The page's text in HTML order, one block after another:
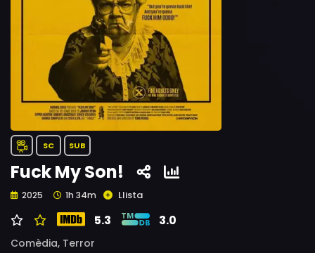
SC SUB
Fuck My Son!
2025 1h 34m Llista
5.3 3.0
Comèdia, Terror